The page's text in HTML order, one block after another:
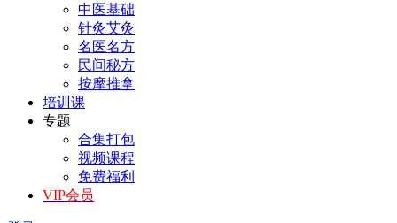
中医基础
针灸艾灸
名医名方
民间秘方
按摩推拿
培训课
专题
合集打包
视频课程
免费福利
VIP会员